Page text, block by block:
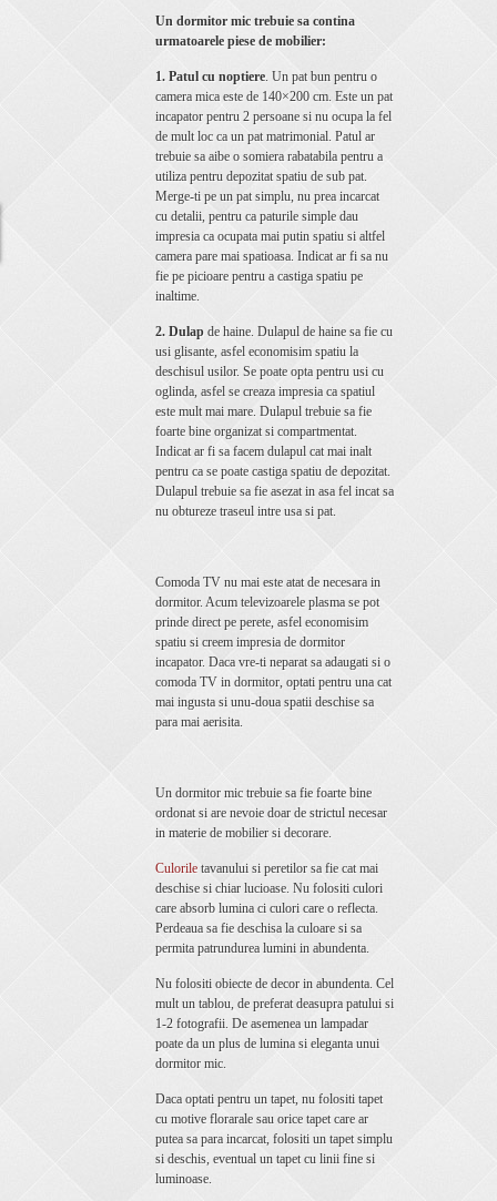
Un dormitor mic trebuie sa contina
urmatoarele piese de mobilier:
1. Patul cu noptiere. Un pat bun pentru o
camera mica este de 140×200 cm. Este un pat
incapator pentru 2 persoane si nu ocupa la fel
de mult loc ca un pat matrimonial. Patul ar
trebuie sa aibe o somiera rabatabila pentru a
utiliza pentru depozitat spatiu de sub pat.
Merge-ti pe un pat simplu, nu prea incarcat
cu detalii, pentru ca paturile simple dau
impresia ca ocupata mai putin spatiu si altfel
camera pare mai spatioasa. Indicat ar fi sa nu
fie pe picioare pentru a castiga spatiu pe
inaltime.
2. Dulap de haine. Dulapul de haine sa fie cu
usi glisante, asfel economisim spatiu la
deschisul usilor. Se poate opta pentru usi cu
oglinda, asfel se creaza impresia ca spatiul
este mult mai mare. Dulapul trebuie sa fie
foarte bine organizat si compartmentat.
Indicat ar fi sa facem dulapul cat mai inalt
pentru ca se poate castiga spatiu de depozitat.
Dulapul trebuie sa fie asezat in asa fel incat sa
nu obtureze traseul intre usa si pat.
Comoda TV nu mai este atat de necesara in
dormitor. Acum televizoarele plasma se pot
prinde direct pe perete, asfel economisim
spatiu si creem impresia de dormitor
incapator. Daca vre-ti neparat sa adaugati si o
comoda TV in dormitor, optati pentru una cat
mai ingusta si unu-doua spatii deschise sa
para mai aerisita.
Un dormitor mic trebuie sa fie foarte bine
ordonat si are nevoie doar de strictul necesar
in materie de mobilier si decorare.
Culorile tavanului si peretilor sa fie cat mai
deschise si chiar lucioase. Nu folositi culori
care absorb lumina ci culori care o reflecta.
Perdeaua sa fie deschisa la culoare si sa
permita patrundurea lumini in abundenta.
Nu folositi obiecte de decor in abundenta. Cel
mult un tablou, de preferat deasupra patului si
1-2 fotografii. De asemenea un lampadar
poate da un plus de lumina si eleganta unui
dormitor mic.
Daca optati pentru un tapet, nu folositi tapet
cu motive florarale sau orice tapet care ar
putea sa para incarcat, folositi un tapet simplu
si deschis, eventual un tapet cu linii fine si
luminoase.